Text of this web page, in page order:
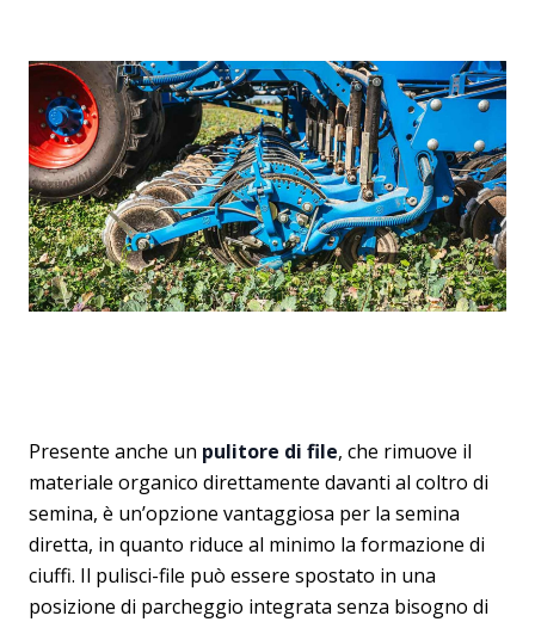
Presente anche un pulitore di file, che rimuove il
materiale organico direttamente davanti al coltro di
semina, è un’opzione vantaggiosa per la semina
diretta, in quanto riduce al minimo la formazione di
ciuffi. Il pulisci-file può essere spostato in una
posizione di parcheggio integrata senza bisogno di